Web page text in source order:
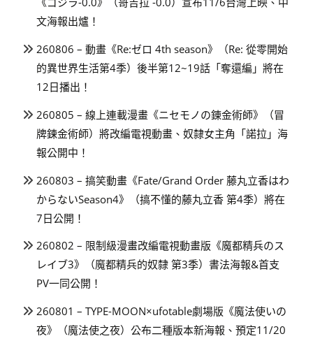
文海報出爐！
260806 – 動畫《Re:ゼロ 4th season》（Re: 從零開始
的異世界生活第4季）後半第12~19話「奪還編」將在
12日播出！
260805 – 線上連載漫畫《ニセモノの錬金術師》（冒
牌鍊金術師）將改編電視動畫、奴隸女主角「諾拉」海
報公開中！
260803 – 搞笑動畫《Fate/Grand Order 藤丸立香はわ
からないSeason4》（搞不懂的藤丸立香 第4季）將在
7日公開！
260802 – 限制級漫畫改編電視動畫版《魔都精兵のス
レイブ3》（魔都精兵的奴隸 第3季）書法海報&首支
PV一同公開！
260801 – TYPE-MOON×ufotable劇場版《魔法使いの
夜》（魔法使之夜）公布二種版本新海報、預定11/20